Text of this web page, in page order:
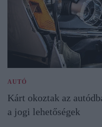
AUTÓ
Kárt okoztak az
a jogi lehetőségek